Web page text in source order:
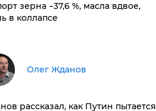
зерна −37,6 %, масла вдвое,
в коллапсе
Олег Жданов
рассказал, как Путин пытается